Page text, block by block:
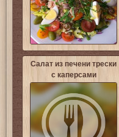
Салат из печени трески
с каперсами